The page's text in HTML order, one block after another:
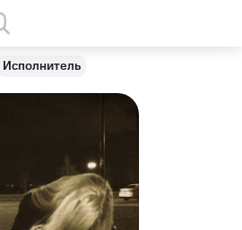
Исполнитель